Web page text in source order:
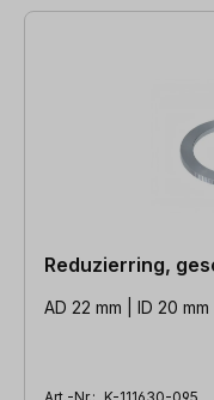
Reduzierring,
AD 22 mm | ID 20